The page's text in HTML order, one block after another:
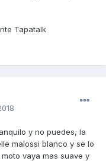
Tapatalk
y no puedes, la
malossi blanco y se lo
vaya mas suave y